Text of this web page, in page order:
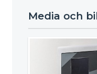
Media och